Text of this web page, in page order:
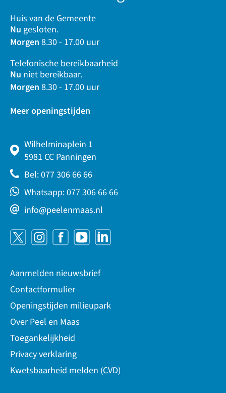
Huis van de Gemeente
Nu gesloten.
Morgen 8.30 - 17.00 uur
Telefonische bereikbaarheid
Nu niet bereikbaar.
Morgen 8.30 - 17.00 uur
Meer openingstijden
Wilhelminaplein 1
5981 CC Panningen
Bel: 077 306 66 66
Whatsapp: 077 306 66 66
info@peelenmaas.nl
Aanmelden nieuwsbrief
Contactformulier
Openingstijden milieupark
Over Peel en Maas
Toegankelijkheid
Privacy verklaring
Kwetsbaarheid melden (CVD)